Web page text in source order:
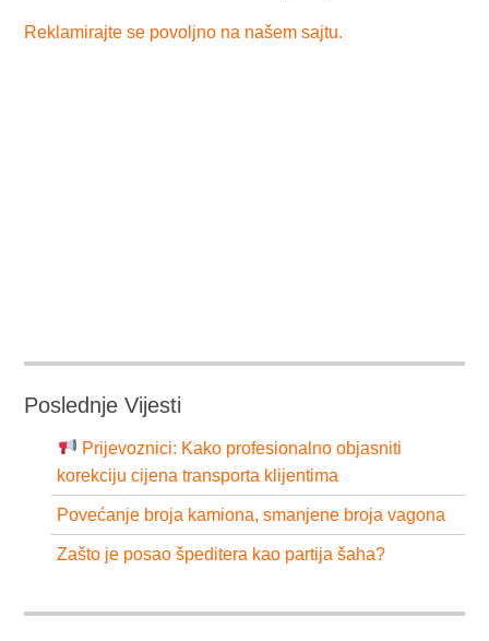
Reklamirajte se povoljno na našem sajtu.
Poslednje Vijesti
Prijevoznici: Kako profesionalno objasniti
korekciju cijena transporta klijentima
Povećanje broja kamiona, smanjene broja vagona
Zašto je posao špeditera kao partija šaha?